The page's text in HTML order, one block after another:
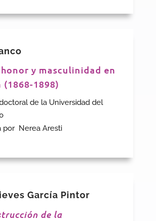
y masculinidad en
(1868-1898)
de la Universidad del
por Nerea Aresti
García Pintor
de la